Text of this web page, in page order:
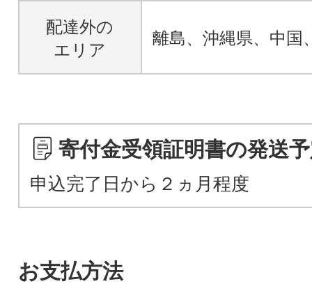
配達外の
エリア
離島、沖縄県、中国
寄付金受領証明書の発送
申込完了日から２ヵ月程度
お支払方法